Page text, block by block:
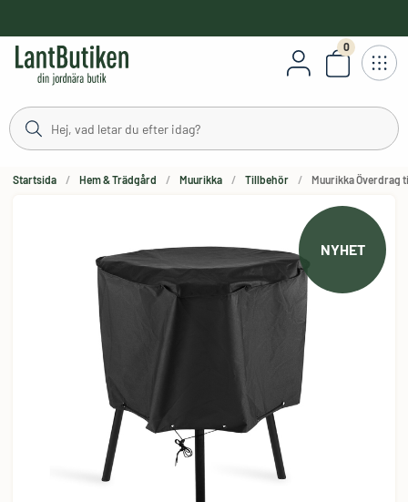
0
Antal
Startsida Hem & Trädgård Muurikka Tillbehör Muurikka Överdrag
NYHET